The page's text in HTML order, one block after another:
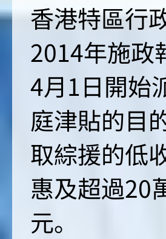
香港特區行
2014年施政
4月1日開始
庭津貼的目
取綜援的低
惠及超過20
元。